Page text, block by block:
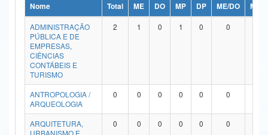
Ministério da Ciência, Tecnologia, Inovações e Comunicações
Ministério do Meio Ambiente
Ministério do Turismo
Ministério do Desenvolvimento Regional
Controladoria-Geral da União
Nome Total ME DO MP DP ME/DO
MP/
ADMINISTRAÇÃO
PÚBLICA E DE
EMPRESAS,
CIÊNCIAS
CONTÁBEIS E
TURISMO
2 1 0 1 0 0
ANTROPOLOGIA /
ARQUEOLOGIA
0 0 0 0 0 0
ARQUITETURA,
URBANISMO E
0 0 0 0 0 0